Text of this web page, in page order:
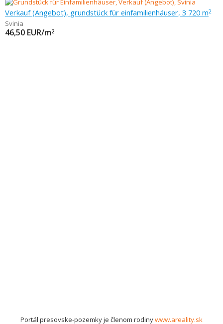
Verkauf (Angebot), grundstück für einfamilienhäuser, 3 720 m2
Svinia
46,50 EUR/m2
Portál presovske-pozemky je členom rodinywww.areality.sk